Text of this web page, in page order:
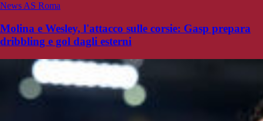
News AS Roma
Molina e Wesley, l'attacco sulle corsie: Gasp prepara
dribbling e gol dagli esterni